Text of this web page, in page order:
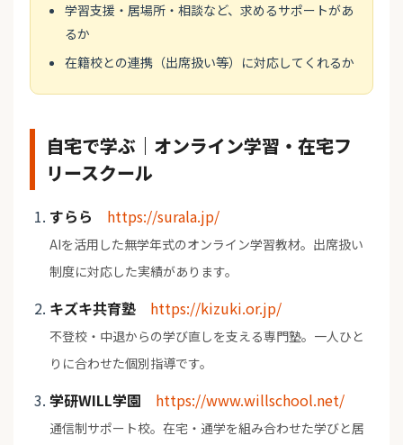
学習支援・居場所・相談など、求めるサポートがあ
るか
在籍校との連携（出席扱い等）に対応してくれるか
自宅で学ぶ｜オンライン学習・在宅フ
リースクール
すらら https://surala.jp/
AIを活用した無学年式のオンライン学習教材。出席扱い
制度に対応した実績があります。
キズキ共育塾 https://kizuki.or.jp/
不登校・中退からの学び直しを支える専門塾。一人ひと
りに合わせた個別指導です。
学研WILL学園 https://www.willschool.net/
通信制サポート校。在宅・通学を組み合わせた学びと居